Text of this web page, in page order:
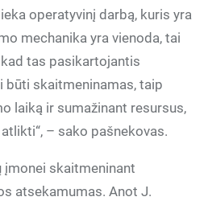
operatyvinį darbą, kuris yra
mechanika yra vienoda, tai
tas pasikartojantis
būti skaitmeninamas, taip
laiką ir sumažinant resursus,
– sako pašnekovas.
įmonei skaitmeninant
atsekamumas. Anot J.